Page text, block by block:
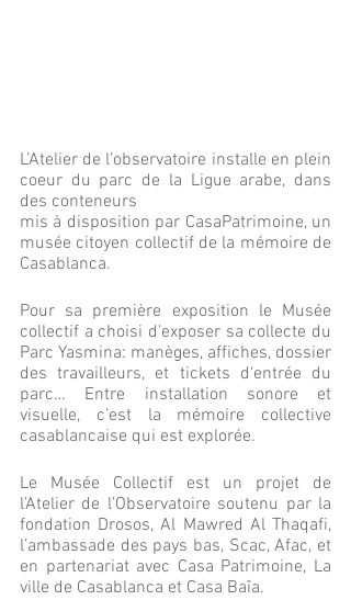
L’Atelier de l’observatoire installe en plein
coeur du parc de la Ligue arabe, dans
des conteneurs
mis à disposition par CasaPatrimoine, un
musée citoyen collectif de la mémoire de
Casablanca.
Pour sa première exposition le Musée
collectif a choisi d’exposer sa collecte du
Parc Yasmina: manèges, affiches, dossier
des travailleurs, et tickets d'entrée du
parc… Entre installation sonore et
visuelle, c’est la mémoire collective
casablancaise qui est explorée.
Le Musée Collectif est un projet de
l’Atelier de l’Observatoire soutenu par la
fondation Drosos, Al Mawred Al Thaqafi,
l’ambassade des pays bas, Scac, Afac, et
en partenariat avec Casa Patrimoine, La
ville de Casablanca et Casa Baîa.